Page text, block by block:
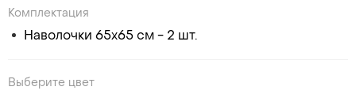
Комплектация
Наволочки 65х65 см - 2 шт.
Выберите цвет